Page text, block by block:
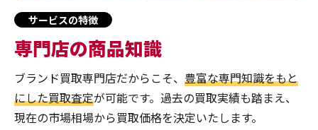
サービスの特徴
専門店の商品知識
ブランド買取専門店だからこそ、 豊富な専門知識をもと
にした買取査定が可能です。過去の買取実績も踏まえ、
現在の市場相場から買取価格を決定いたします。